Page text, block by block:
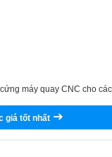
máy quay CNC cho
giá tốt nhất